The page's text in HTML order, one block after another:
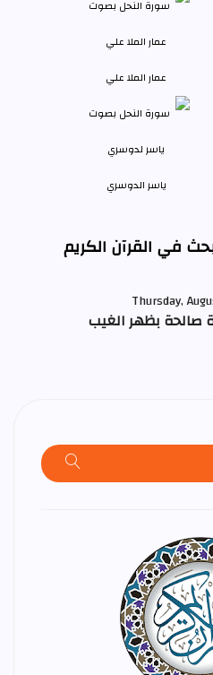
عمار الملا علي
ياسر الدوسري
في القرآن الكريم
Thursday,
صالحة بظهر الغيب